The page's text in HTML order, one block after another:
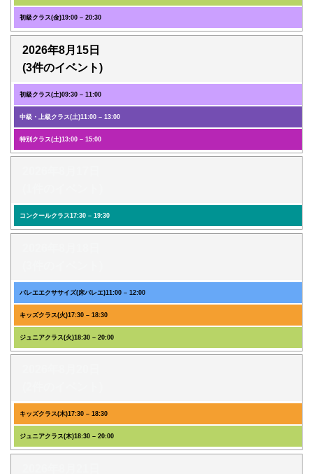
初級クラス(金)19:00 – 20:30
2026年8月15日
(3件のイベント)
初級クラス(土)09:30 – 11:00
中級・上級クラス(土)11:00 – 13:00
特別クラス(土)13:00 – 15:00
コンクールクラス17:30 – 19:30
バレエエクササイズ(床バレエ)11:00 – 12:00
キッズクラス(火)17:30 – 18:30
ジュニアクラス(火)18:30 – 20:00
キッズクラス(木)17:30 – 18:30
ジュニアクラス(木)18:30 – 20:00